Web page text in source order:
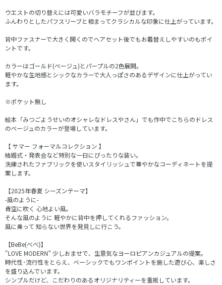
ウエストの切り替えには可愛いバラモチーフが並びます。
ふんわりとしたパフスリーブと相まってクラシカルな印象に仕上がっています。
背中ファスナーで大きく開くのでヘアセット後でもお着替えしやすいのもポイ
ントです。
カラーはゴールド(ベージュ)とパープルの2色展開。
軽やかな生地感とシックなカラーで大人っぽさのあるデザインに仕上がってい
ます。
※ポケット無し
絵本「みつごようせいのオシャレなドレスやさん」でも作中でこちらのドレス
のベージュのカラーが登場しています。
【 サマー フォーマルコレクション 】
結婚式・発表会など特別な一日にぴったりな装い。
洗練されたファブリックを使いスタイリッシュで華やかなコーディネートを提
案します。
【2025年春夏 シーズンテーマ】
-風のように-
青空に吹く 心地よい風。
そんな風のように 軽やかに背中を押してくれるファッション。
風に乗って 知らない世界を発見しに行こう。
【BeBe(べべ)】
”LOVE MODERN” 少しおませで、生意気なヨーロピアンカジュアルの提案。
時代性･流行性をとらえ、ベーシックでもワンポイントを施した遊び心、楽しさ
を盛り込んでいます。
シンプルだけど、こだわりのあるオリジナリティーを重視しています。